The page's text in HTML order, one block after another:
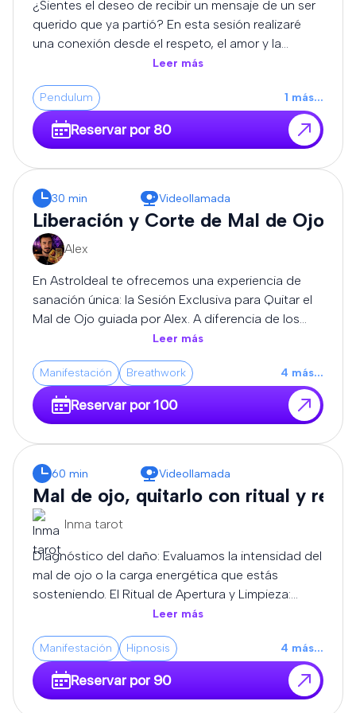
podrás realizar preguntas relacionadas con la
consulta.
¿Sientes el deseo de recibir un mensaje de un ser
querido que ya partió? En esta sesión realizaré
una conexión desde el respeto, el amor y la
sensibilidad, utilizando mi intuición y percepción
espiritual para transmitir los mensajes que puedan
llegar durante la consulta. Cada experiencia es
única y diferente. No puedo garantizar la
comunicación con una persona concreta ni un
finalizar, si el momento lo permite, podrás realizar
preguntas relacionadas con el mensaje recibido.
Leer más
Pendulum 1 más...
Reservar por 80
30 min Videollamada
Liberación y Corte de Mal de Ojo
Alex
En AstroIdeal te ofrecemos una experiencia de
sanación única: la Sesión Exclusiva para Quitar el
Mal de Ojo guiada por Alex. A diferencia de los
métodos estandarizados, Alex trabaja desde la
canalización pura y la transmutación de alta
frecuencia, adaptando cada sesión a la carga
exacta que sostiene tu campo áurico.
Leer más
Manifestación Breathwork 4 más...
Reservar por 100
60 min Videollamada
Mal de ojo, quitarlo con ritual y
Inma tarot
Diagnóstico del daño: Evaluamos la intensidad del
mal de ojo o la carga energética que estás
sosteniendo. El Ritual de Apertura y Limpieza:
Utilizamos elementos consagrados (como velas,
aceites y resinas sagradas) para absorber y
neutralizar las frecuencias bajas que te rodean.
Rezos de Corte y Liberación: Recitamos oraciones
y decretos ancestrales de protección para
Leer más
Manifestación Hipnosis 4 más...
Reservar por 90